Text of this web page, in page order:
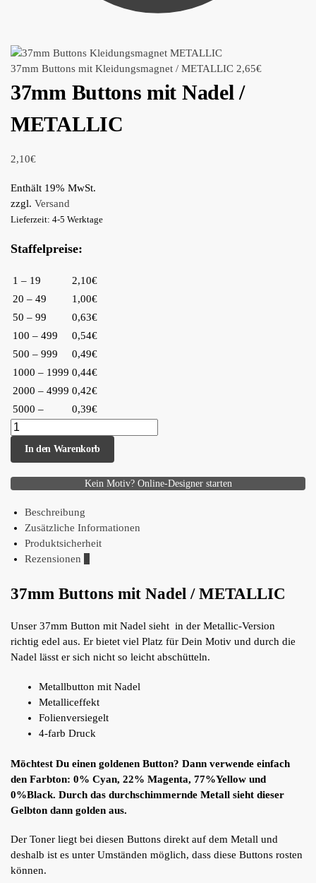
37mm Buttons mit Kleidungsmagnet / METALLIC 2,65€
37mm Buttons mit Nadel /
METALLIC
2,10€
Enthält 19% MwSt.
zzgl. Versand
Lieferzeit: 4-5 Werktage
Staffelpreise:
1 – 19
2,10€
20 – 49
1,00€
50 – 99
0,63€
100 – 499
0,54€
500 – 999
0,49€
1000 – 1999 0,44€
2000 – 4999 0,42€
5000 –
0,39€
In den Warenkorb
Kein Motiv? Online-Designer starten
Beschreibung
Zusätzliche Informationen
Produktsicherheit
Rezensionen
37mm Buttons mit Nadel / METALLIC
Unser 37mm Button mit Nadel sieht in der Metallic-Version
richtig edel aus. Er bietet viel Platz für Dein Motiv und durch die
Nadel lässt er sich nicht so leicht abschütteln.
Metallbutton mit Nadel
Metalliceffekt
Folienversiegelt
4-farb Druck
Möchtest Du einen goldenen Button? Dann verwende einfach
den Farbton: 0% Cyan, 22% Magenta, 77%Yellow und
0%Black. Durch das durchschimmernde Metall sieht dieser
Gelbton dann golden aus.
Der Toner liegt bei diesen Buttons direkt auf dem Metall und
deshalb ist es unter Umständen möglich, dass diese Buttons rosten
können.